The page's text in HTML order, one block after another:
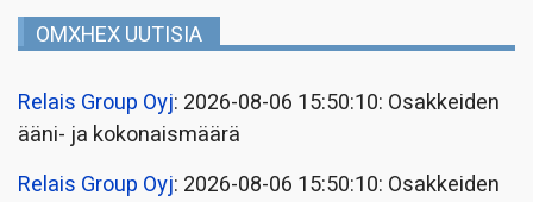
OMXHEX UUTISIA
Relais Group Oyj: 2026-08-06 15:50:10: Osakkeiden
ääni- ja kokonaismäärä
Relais Group Oyj: 2026-08-06 15:50:10: Osakkeiden